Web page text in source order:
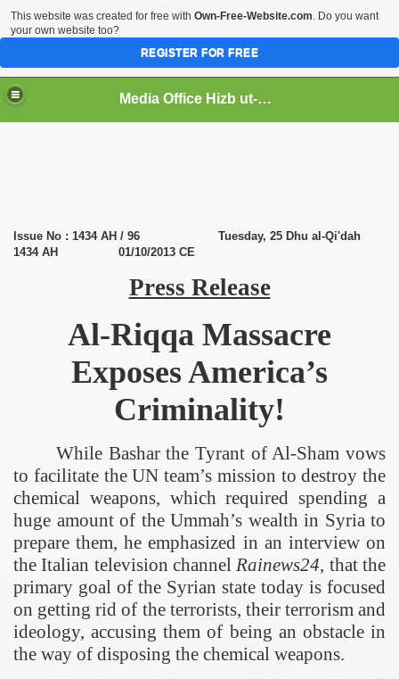
Media Office Hizb ut-Tahrir Pakistan
Issue No : 1434 AH / 96 Tuesday, 25 Dhu al-Qi'dah
1434 AH
01/10/2013 CE
Press Release
Al-Riqqa Massacre
Exposes America’s
Criminality!
While Bashar the Tyrant of Al-Sham vows
to facilitate the UN team’s mission to destroy the
chemical weapons, which required spending a
huge amount of the Ummah’s wealth in Syria to
prepare them, he emphasized in an interview on
the Italian television channelRainews24, that the
primary goal of the Syrian state today is focused
on getting rid of the terrorists, their terrorism and
ideology, accusing them of being an obstacle in
the way of disposing the chemical weapons.
This website was created for free with Own-Free-Website.com. Do you want
your own website too?
REGISTER FOR FREE